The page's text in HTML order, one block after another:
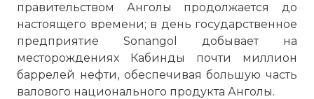
правительством Анголы продолжается до
настоящего времени; в день государственное
предприятие Sonangol добывает на
месторождениях Кабинды почти миллион
баррелей нефти, обеспечивая большую часть
валового национального продукта Анголы.